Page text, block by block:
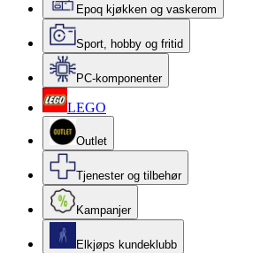
Epoq kjøkken og vaskerom
Sport, hobby og fritid
PC-komponenter
LEGO
Outlet
Tjenester og tilbehør
Kampanjer
Elkjøps kundeklubb